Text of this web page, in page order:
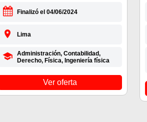
Finalizó el 04/06/2024
Lima
Administración, Contabilidad,
Derecho, Física, Ingeniería física
Ver oferta